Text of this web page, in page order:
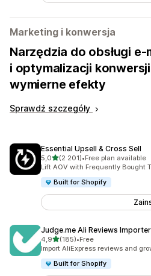
Marketing i konwersja
Narzędzia do obsługi e-
i optymalizacji
wymierne efekty
Sprawdź szczegóły
Essential Upsell & Cross Sell
5,0na 5 gwiazdek
(2 201)
Łączna liczba recenzji: 2201
•Free plan available
Lift AOV with Frequently Bought
Built for Shopify
Judge.me Ali Reviews Importer
4,9na 5 gwiazdek
(185)
Łączna liczba recenzji: 185
•Free
Import AliExpress reviews and
Built for Shopify